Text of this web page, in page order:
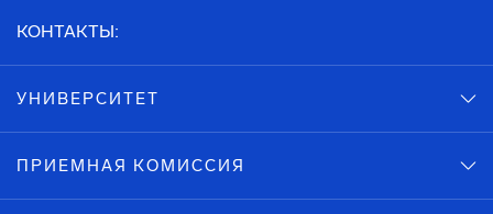
КОНТАКТЫ:
УНИВЕРСИТЕТ
ПРИЕМНАЯ КОМИССИЯ